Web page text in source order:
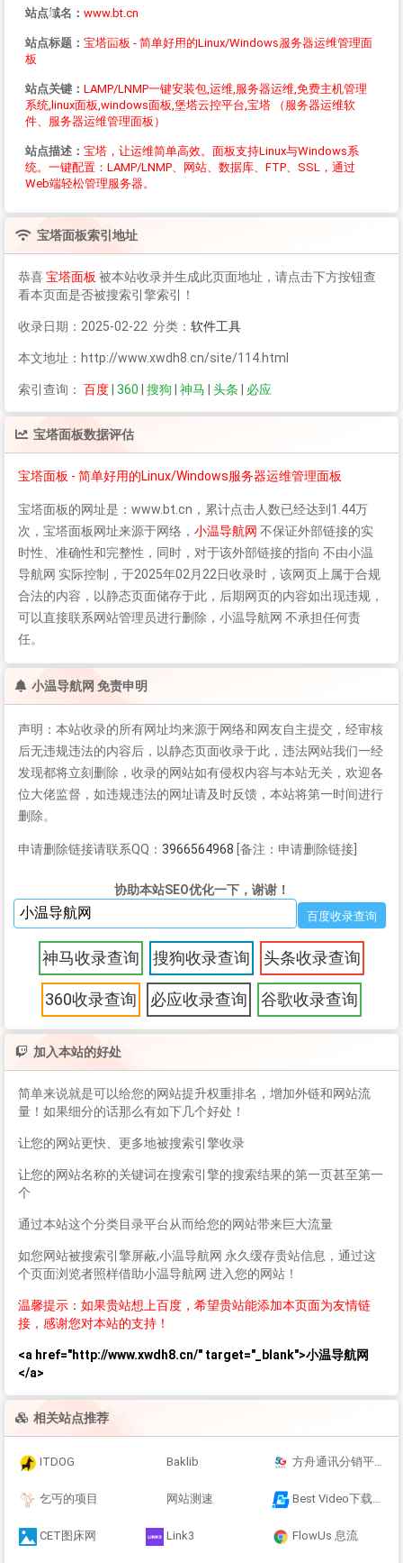
站点域名： www.bt.cn
站点标题： 宝塔面板 - 简单好用的Linux/Windows服务器运维管理面
板
站点关键： LAMP/LNMP一键安装包,运维,服务器运维,免费主机管理
系统,linux面板,windows面板,堡塔云控平台,宝塔 （服务器运维软
件、服务器运维管理面板）
站点描述： 宝塔，让运维简单高效。面板支持Linux与Windows系
统。一键配置：LAMP/LNMP、网站、数据库、FTP、SSL，通过
Web端轻松管理服务器。
宝塔面板索引地址
恭喜宝塔面板 被本站收录并生成此页面地址，请点击下方按钮查
看本页面是否被搜索引擎索引！
收录日期：2025-02-22 分类： 软件工具
本文地址：http://www.xwdh8.cn/site/114.html
索引查询： 百度 360 搜狗 神马 头条 必应
宝塔面板数据评估
宝塔面板 - 简单好用的Linux/Windows服务器运维管理面板
宝塔面板的网址是：www.bt.cn，累计点击人数已经达到1.44万
次， 宝塔面板 网址来源于网络， 小温导航网 不保证外部链接的实
时性、准确性和完整性，同时，对于该外部链接的指向 不由小温
导航网 实际控制，于2025年02月22日收录时，该网页上属于合规
合法的内容，以静态页面储存于此，后期网页的内容如出现违规，
可以直接联系网站管理员进行删除，小温导航网 不承担任何责
任。
小温导航网 免责申明
声明：本站收录的所有网址均来源于网络和网友自主提交，经审核
后无违规违法的内容后，以静态页面收录于此，违法网站我们一经
发现都将立刻删除，收录的网站如有侵权内容与本站无关，欢迎各
位大佬监督，如违规违法的网址请及时反馈，本站将第一时间进行
删除。
申请删除链接请联系QQ： 3966564968 [备注：申请删除链接]
协助本站SEO优化一下，谢谢！
神马收录查询 搜狗收录查询 头条收录查询
360收录查询 必应收录查询 谷歌收录查询
加入本站的好处
简单来说就是可以给您的网站提升权重排名，增加外链和网站流
量！如果细分的话那么有如下几个好处！
让您的网站更快、更多地被搜索引擎收录
让您的网站名称的关键词在搜索引擎的搜索结果的第一页甚至第一
个
通过本站这个分类目录平台从而给您的网站带来巨大流量
如您网站被搜索引擎屏蔽,小温导航网 永久缓存贵站信息，通过这
个页面浏览者照样借助小温导航网 进入您的网站！
温馨提示：如果贵站想上百度，希望贵站能添加本页面为友情链
接，感谢您对本站的支持！
<a href="http://www.xwdh8.cn/" target="_blank">小温导航网
</a>
相关站点推荐
ITDOG Baklib 方舟通讯分销平台
乞丐的项目 网站测速 Best Video下载器
CET图床网 Link3 FlowUs 息流